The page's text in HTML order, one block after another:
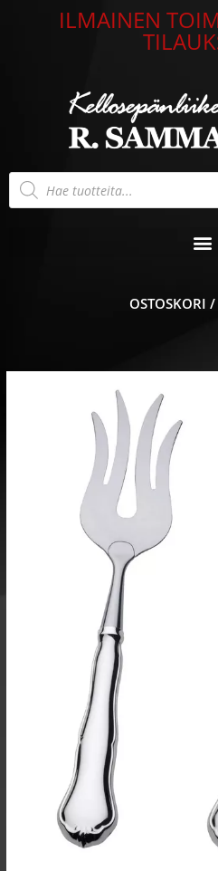
ILMAINEN
Products
search